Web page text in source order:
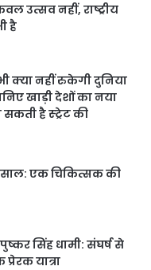
उत्सव नहीं, राष्ट्रीय
है
क्या नहीं रुकेगी दुनिया
खाड़ी देशों का नया
है स्ट्रेट की
एक चिकित्सक की
सिंह धामी: संघर्ष से
यात्रा